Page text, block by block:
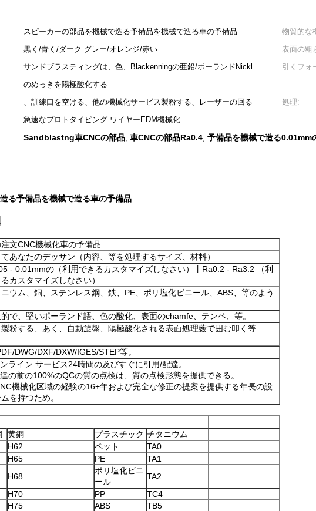
スピーカーの部品を機械で造る予備品を機械で造る車の予備品 物質的な
黒く/青く/ダーク グレー/オレンジ/赤い 表面の粗
サンドブラスティングは、色、Blackenningの亜鉛/ポーランドNickl
のめっきを陽極酸化する
引くフォ
、訓練口を空ける、他の機械化サービス製粉する、レーザーの回る
急速なプロトタイピング ワイヤーEDM機械化
処理:
Sandblastng車CNCの部品, 車CNCの部品Ra0.4, 予備品を機械で造る0.01mm
る予備品を機械で造る車の予備品
文CNC機械化車の予備品
あなたのデッサン（内容、等を処理するサイズ、材料）
- 0.01mmの（利用できるカスタマイズしなさい）丨Ra0.2 - Ra3.2 （利
カスタマイズしなさい）
ウム、銅、ステンレス鋼、鉄、PE、ポリ塩化ビニール、ABS、等のよう
的で、堅いポーランド語、色の酸化、表面のchamfe、テンペ、等。
粉する、あく、自動旋盤、陽極酸化される表面処理薮で囲む叩く等
DWG/DXF/DXW/IGES/STEP等。
ライン サービス24時間の及びすぐに引用/配達。
の前の100%のQCの質の点検は、質の点検形態を提供できる。
機械化区域の経験の16+年および完全な修正の提案を提供する年長の設
を持つため。
黄銅 プラスチック チタニウム
H62 ペット
TA0
H65 PE
TA1
H68
ポリ塩化ビニ
ール
TA2
H70 PP
TC4
H75 ABS
TB5